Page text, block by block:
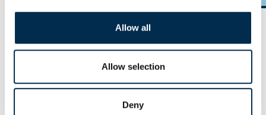
Allow all
Allow selection
Deny